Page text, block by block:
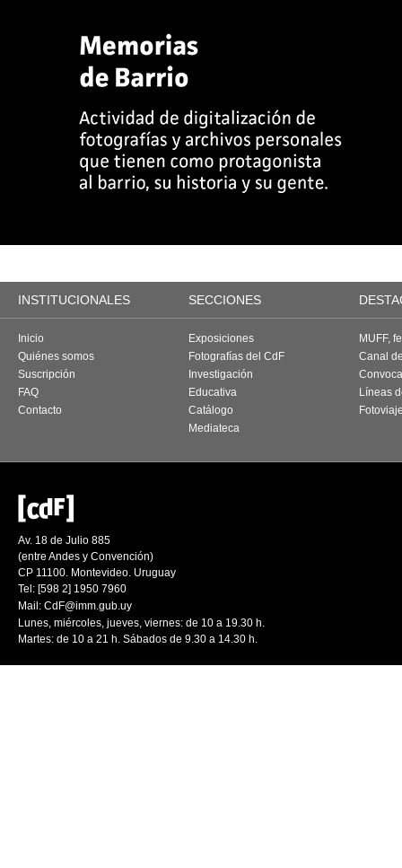
INSTITUCIONALES SECCIONES
Inicio
Quiénes somos
Suscripción
FAQ
Contacto
Exposiciones
Fotografías del CdF
Investigación
Educativa
Catálogo
Mediateca
MUFF,
Canal
Líneas
Av. 18 de Julio 885
(entre Andes y Convención)
CP 11100. Montevideo. Uruguay
Tel: [598 2] 1950 7960
Mail: CdF@imm.gub.uy
Lunes, miércoles, jueves, viernes: de 10 a 19.30 h.
Martes: de 10 a 21 h. Sábados de 9.30 a 14.30 h.